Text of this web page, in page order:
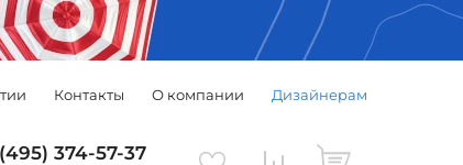
Контакты О компании Дизайнерам
374-57-37